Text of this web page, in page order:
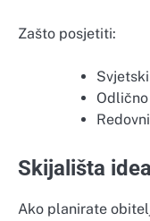
Zašto posjetiti:
Skijališta
Ako planirate